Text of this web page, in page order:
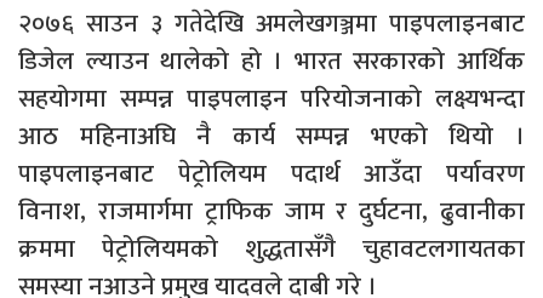
२०७६ साउन ३ गतेदेखि अमलेखगञ्जमा पाइपलाइनबाट
डिजेल ल्याउन थालेको हो । भारत सरकारको आर्थिक
सहयोगमा सम्पन्न पाइपलाइन परियोजनाको लक्ष्यभन्दा
आठ महिनाअघि नै कार्य सम्पन्न भएको थियो ।
पाइपलाइनबाट पेट्रोलियम पदार्थ आउँदा पर्यावरण
विनाश, राजमार्गमा ट्राफिक जाम र दुर्घटना, ढुवानीका
क्रममा पेट्रोलियमको शुद्धतासँगै चुहावटलगायतका
समस्या नआउने प्रमुख यादवले दाबी गरे ।